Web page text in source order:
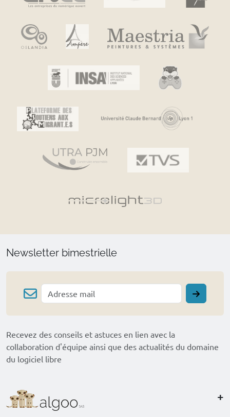
Newsletter bimestrielle
Recevez des conseils et astuces en lien avec la
collaboration d'équipe ainsi que des actualités du domaine
du logiciel libre
+